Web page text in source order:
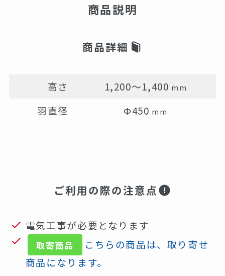
商品説明
商品詳細
高さ 1,200～1,400 mm
羽直径 Φ450 mm
ご利用の際の注意点
電気工事が必要となります
取寄商品
こちらの商品は、取り寄せ
商品になります。